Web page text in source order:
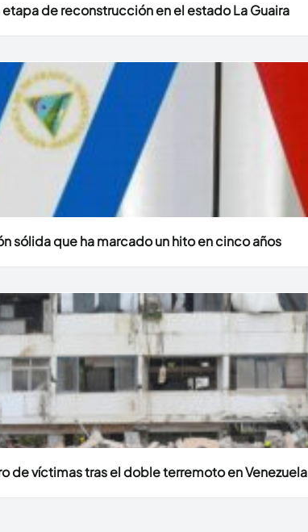
de reconstrucción en el estado La Guaira
sólida que ha marcado un hito en cinco años
de víctimas tras el doble terremoto en Venezuela